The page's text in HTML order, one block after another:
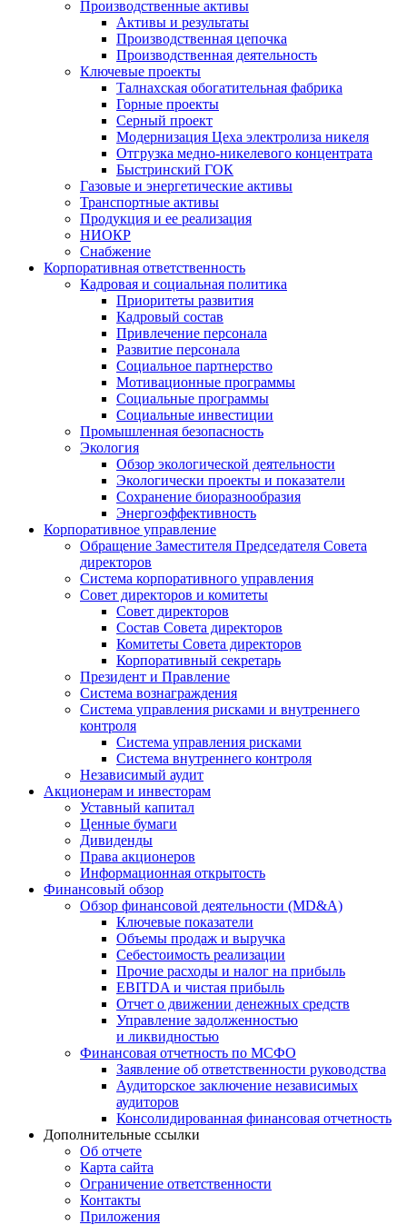
Производственные активы
Активы и результаты
Производственная цепочка
Производственная деятельность
Ключевые проекты
Талнахская обогатительная фабрика
Горные проекты
Серный проект
Модернизация Цеха электролиза никеля
Отгрузка медно-никелевого концентрата
Быстринский ГОК
Газовые и энергетические активы
Транспортные активы
Продукция и ее реализация
НИОКР
Снабжение
Корпоративная ответственность
Кадровая и социальная политика
Приоритеты развития
Кадровый состав
Привлечение персонала
Развитие персонала
Социальное партнерство
Мотивационные программы
Социальные программы
Социальные инвестиции
Промышленная безопасность
Экология
Обзор экологической деятельности
Экологически проекты и показатели
Сохранение биоразнообразия
Энергоэффективность
Корпоративное управление
Обращение Заместителя Председателя Совета
директоров
Система корпоративного управления
Совет директоров и комитеты
Совет директоров
Состав Совета директоров
Комитеты Совета директоров
Корпоративный секретарь
Президент и Правление
Система вознаграждения
Система управления рисками и внутреннего
контроля
Система управления рисками
Система внутреннего контроля
Независимый аудит
Акционерам и инвесторам
Уставный капитал
Ценные бумаги
Дивиденды
Права акционеров
Информационная открытость
Финансовый обзор
Обзор финансовой деятельности (MD&A)
Ключевые показатели
Объемы продаж и выручка
Себестоимость реализации
Прочие расходы и налог на прибыль
EBITDA и чистая прибыль
Отчет о движении денежных средств
Управление задолженностью
и ликвидностью
Финансовая отчетность по МСФО
Заявление об ответственности руководства
Аудиторское заключение независимых
аудиторов
Консолидированная финансовая отчетность
Дополнительные ссылки
Об отчете
Карта сайта
Ограничение ответственности
Контакты
Приложения